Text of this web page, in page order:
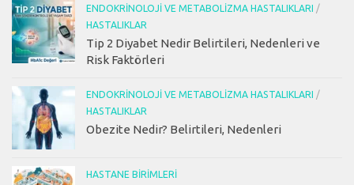
ENDOKRINOLOJI VE METABOLIZMA HASTALIKLARI
/
HASTALIKLAR
Tip 2 Diyabet Nedir Belirtileri, Nedenleri ve
Risk Faktörleri
ENDOKRINOLOJI VE METABOLIZMA HASTALIKLARI
/
HASTALIKLAR
Obezite Nedir? Belirtileri, Nedenleri
HASTANE BIRIMLERI